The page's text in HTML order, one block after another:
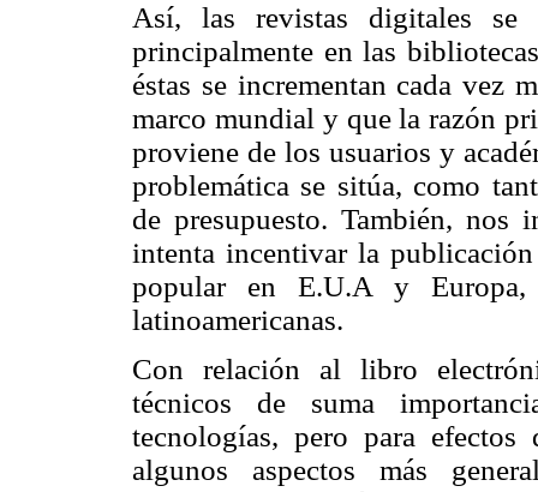
Así, las revistas digitales se
principalmente en las
éstas se incrementan cada vez
marco mundial y que la razón
proviene de los usuarios y
problemática se sitúa, como
de presupuesto. También,
intenta incentivar la
popular en E.U.A y Europa,
latinoamericanas.
Con relación al libro
técnicos de suma
tecnologías, pero para
algunos aspectos más